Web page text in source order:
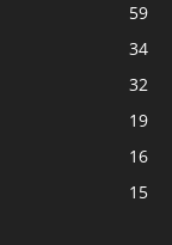
59
34
32
19
16
15